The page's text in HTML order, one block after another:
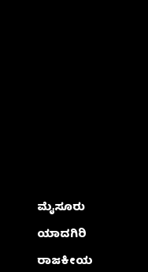
ಮೈಸೂರು
ಯಾದಗಿರಿ
ರಾಜಕೀಯ